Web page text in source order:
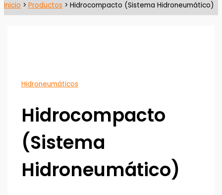
Inicio Productos Hidrocompacto (Sistema Hidroneumático)
Hidroneumáticos
Hidrocompacto
(Sistema
Hidroneumático)